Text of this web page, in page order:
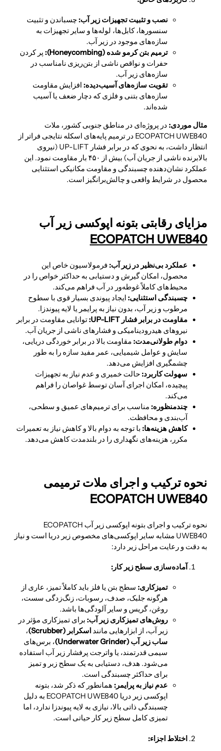
نصب و تثبیت تجهیزات زیر آب: چسباندن و تثبیت
سنسورها، کابل‌ها، لوله‌ها و سایر تجهیزات به
سازه‌های موجود در زیر آب.
ترمیم بتن کرمو شده (Honeycombing):
پر کردن
حفرات و نواقص ناشی از بتن‌ریزی نامناسب در
سازه‌های زیر آب.
تقویت سازه‌های آسیب‌دیده: افزایش مقاومت
سازه‌های بتنی و فلزی که دچار ضعف یا آسیب
شده‌اند.
مثال موردی: در پروژه‌ای در مناطق جنوبی کشور، ملات
ECOPATCH UWE840 در ترمیم پایه‌های اسکله نتایجی فراتر از
انتظار داشت، به نحوی که در برابر فشار UP-LIFT (نیروی
بالابرنده ناشی از جریان آب) بیش از ۴۵۰ بار مقاومت نمود. این
عملکرد نشان‌دهنده چسبندگی و مقاومت مکانیکی استثنایی
محصول در شرایط واقعی و چالش‌برانگیز است.
مزایای رقابتی بتونه اپوکسی زیر
آب
ECOPATCH UWE840
عملکرد بی‌نظیر در زیر آب: فرمولاسیون خاص این
محصول، امکان گیرش و دستیابی به حداکثر خواص را در
محیط‌های کاملاً غوطه‌ور در آب فراهم می‌کند.
چسبندگی استثنایی: ایجاد پیوندی بسیار قوی با سطوح
مرطوب و زیر آب، بدون نیاز به پرایمر یا لایه پیوندزا.
مقاومت در برابر فشار UP-LIFT: توانایی مقاومت در برابر
نیروهای هیدرودینامیکی و فشارهای ناشی از جریان آب.
دوام طولانی‌مدت: مقاومت بالا در برابر خوردگی دریایی،
سایش و عوامل شیمیایی، عمر مفید سازه را به طور
چشمگیری افزایش می‌دهد.
سهولت کاربرد: حالت خمیری و عدم نیاز به تجهیزات
پیچیده، امکان اجرای آسان توسط غواصان را فراهم
می‌کند.
چندمنظوره: مناسب برای ترمیم‌های عمیق و سطحی،
آب‌بندی و محافظت.
کاهش هزینه‌ها: با توجه به دوام بالا و کاهش نیاز به تعمیرات
مکرر، هزینه‌های نگهداری را در بلندمدت کاهش می‌دهد.
نحوه ترکیب و اجرای ملات ترمیمی
ECOPATCH UWE840
نحوه ترکیب و اجرای بتونه اپوکسی زیر آب ECOPATCH
UWE840 مشابه سایر اپوکسی‌های مخصوص زیر دریا است و نیاز
به دقت و رعایت مراحل زیر دارد:
آماده‌سازی سطح زیر کار:
تمیزکاری: سطح بتن یا فلز باید کاملاً تمیز، عاری از
هرگونه جلبک، صدف، رسوبات، زنگ‌زدگی سست،
روغن، گریس و سایر آلودگی‌ها باشد.
روش‌های تمیزکاری زیر آب: برای تمیزکاری مؤثر در
زیر آب، از ابزارهایی مانند اسکرابر (Scrubber) ،
ساب زیر آب (Underwater Grinder) ، برس‌های
سیمی قدرتمند، یا واترجت پرفشار زیر آب استفاده
می‌شود. هدف، دستیابی به یک سطح زبر و تمیز
برای حداکثر چسبندگی است.
عدم نیاز به پرایمر: همانطور که ذکر شد، بتونه
اپوکسی زیر دریا ECOPATCH UWE840 به دلیل
چسبندگی ذاتی بالا، نیازی به لایه پیوندزا ندارد، اما
تمیزی کامل سطح زیر کار حیاتی است.
اختلاط اجزاء: